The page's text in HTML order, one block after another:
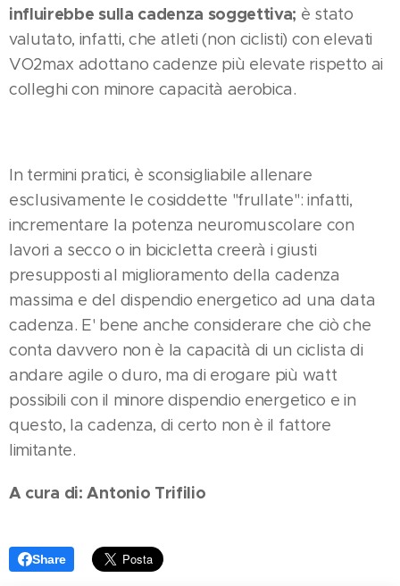
influirebbe sulla cadenza soggettiva; è stato
valutato, infatti, che atleti (non ciclisti) con elevati
VO2max adottano cadenze più elevate rispetto ai
colleghi con minore capacità aerobica.
In termini pratici, è sconsigliabile allenare
esclusivamente le cosiddette "frullate": infatti,
incrementare la potenza neuromuscolare con
lavori a secco o in bicicletta creerà i giusti
presupposti al miglioramento della cadenza
massima e del dispendio energetico ad una data
cadenza. E' bene anche considerare che ciò che
conta davvero non è la capacità di un ciclista di
andare agile o duro, ma di erogare più watt
possibili con il minore dispendio energetico e in
questo, la cadenza, di certo non è il fattore
limitante.
A cura di: Antonio Trifilio
Share